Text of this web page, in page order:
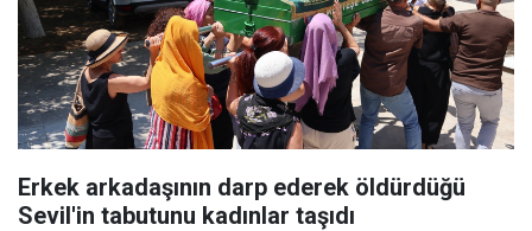
Erkek arkadaşının darp ederek öldürdüğü
Sevil'in tabutunu kadınlar taşıdı